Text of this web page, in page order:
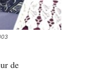
de